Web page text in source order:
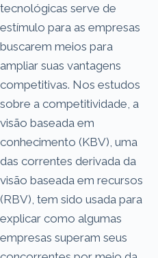
tecnológicas serve de
estímulo para as empresas
buscarem meios para
ampliar suas vantagens
competitivas. Nos estudos
sobre a competitividade, a
visão baseada em
conhecimento (KBV), uma
das correntes derivada da
visão baseada em recursos
(RBV), tem sido usada para
explicar como algumas
empresas superam seus